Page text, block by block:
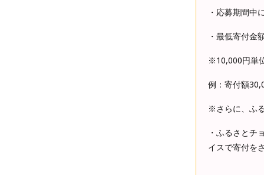
・応募期間中
・最低寄付金
※10,000円単
例：寄付額
※さらに、ふ
・ふるさとチ
イスで寄付を